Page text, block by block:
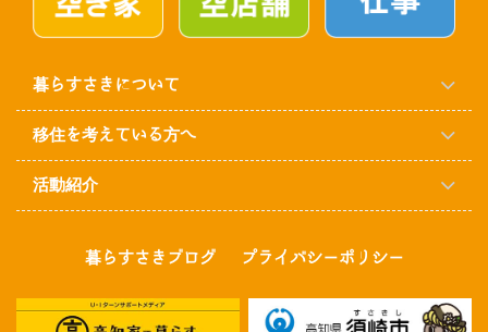
暮らすさきについて
移住を考えている方へ
活動紹介
暮らすさきブログ プライバシーポリシー